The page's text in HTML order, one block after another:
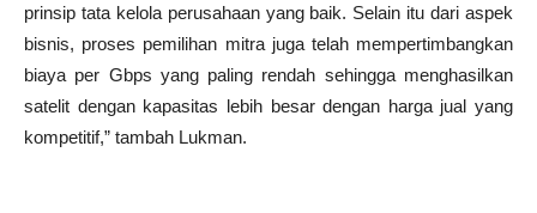
prinsip tata kelola perusahaan yang baik. Selain itu dari aspek
bisnis, proses pemilihan mitra juga telah mempertimbangkan
biaya per Gbps yang paling rendah sehingga menghasilkan
satelit dengan kapasitas lebih besar dengan harga jual yang
kompetitif,” tambah Lukman.